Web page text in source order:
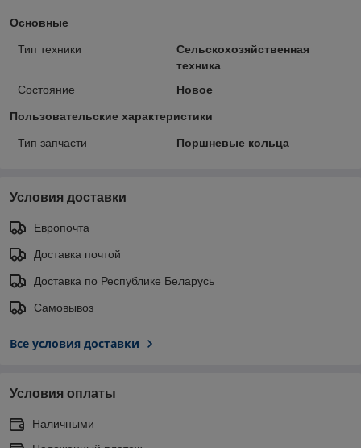
Основные
Тип техники
Сельскохозяйственная
техника
Состояние
Новое
Пользовательские характеристики
Тип запчасти Поршневые кольца
Условия доставки
Европочта
Доставка почтой
Доставка по Республике Беларусь
Самовывоз
Все условия доставки
Условия оплаты
Наличными